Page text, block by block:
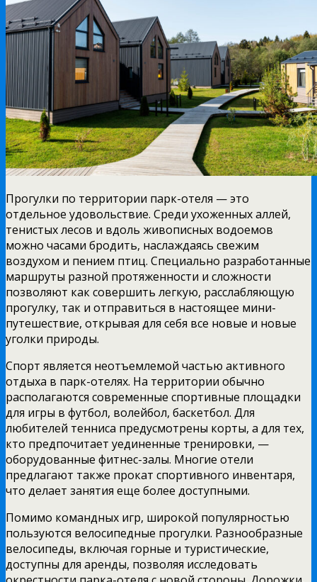
Прогулки по территории парк-отеля — это
отдельное удовольствие. Среди ухоженных аллей,
тенистых лесов и вдоль живописных водоемов
можно часами бродить, наслаждаясь свежим
воздухом и пением птиц. Специально разработанные
маршруты разной протяженности и сложности
позволяют как совершить легкую, расслабляющую
прогулку, так и отправиться в настоящее мини-
путешествие, открывая для себя все новые и новые
уголки природы.
Спорт является неотъемлемой частью активного
отдыха в парк-отелях. На территории обычно
располагаются современные спортивные площадки
для игры в футбол, волейбол, баскетбол. Для
любителей тенниса предусмотрены корты, а для тех,
кто предпочитает уединенные тренировки, —
оборудованные фитнес-залы. Многие отели
предлагают также прокат спортивного инвентаря,
что делает занятия еще более доступными.
Помимо командных игр, широкой популярностью
пользуются велосипедные прогулки. Разнообразные
велосипеды, включая горные и туристические,
доступны для аренды, позволяя исследовать